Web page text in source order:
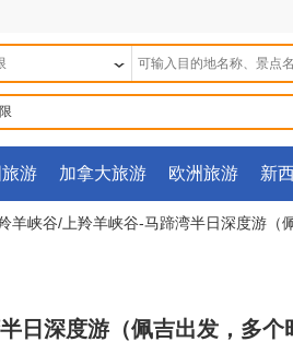
游 加拿大旅游 欧洲旅游 新
羊峡谷/上羚羊峡谷-马蹄湾半日深度游（
日深度游（佩吉出发，多个